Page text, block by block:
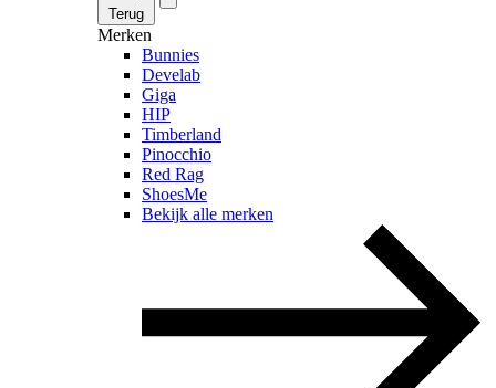
Terug
Merken
Bunnies
Develab
Giga
HIP
Timberland
Pinocchio
Red Rag
ShoesMe
Bekijk alle merken